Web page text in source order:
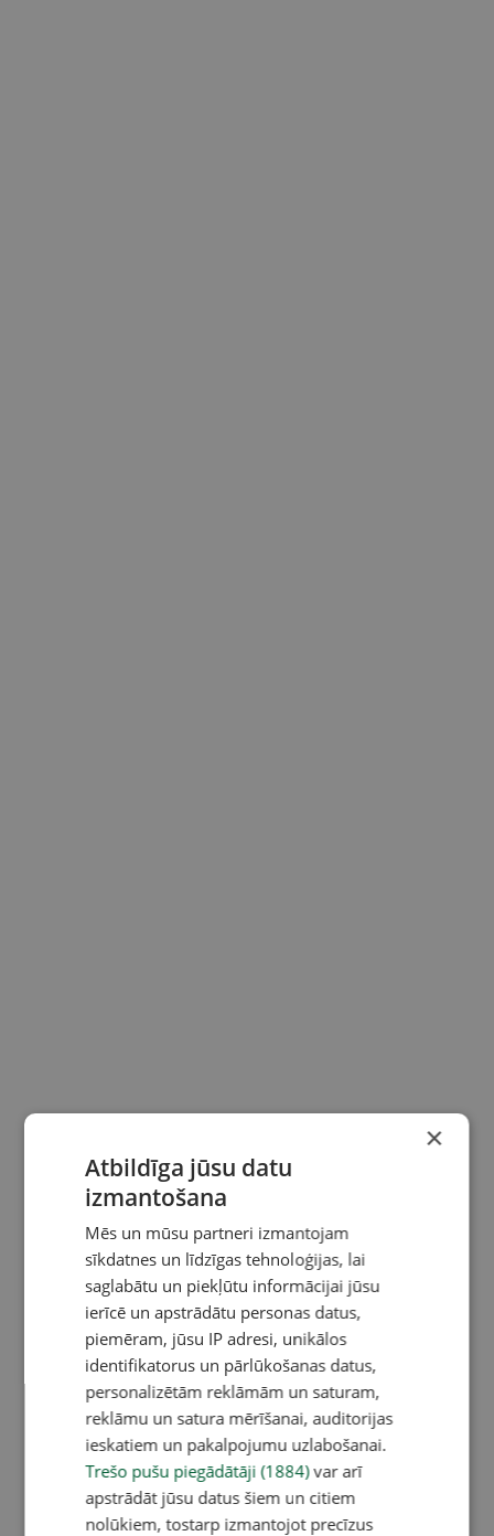
×
Atbildīga jūsu datu
izmantošana
Mēs un mūsu partneri izmantojam
sīkdatnes un līdzīgas tehnoloģijas, lai
saglabātu un piekļūtu informācijai jūsu
ierīcē un apstrādātu personas datus,
piemēram, jūsu IP adresi, unikālos
identifikatorus un pārlūkošanas datus,
personalizētām reklāmām un saturam,
reklāmu un satura mērīšanai, auditorijas
ieskatiem un pakalpojumu uzlabošanai.
Trešo pušu piegādātāji (1884)var arī
apstrādāt jūsu datus šiem un citiem
nolūkiem, tostarp izmantojot precīzus